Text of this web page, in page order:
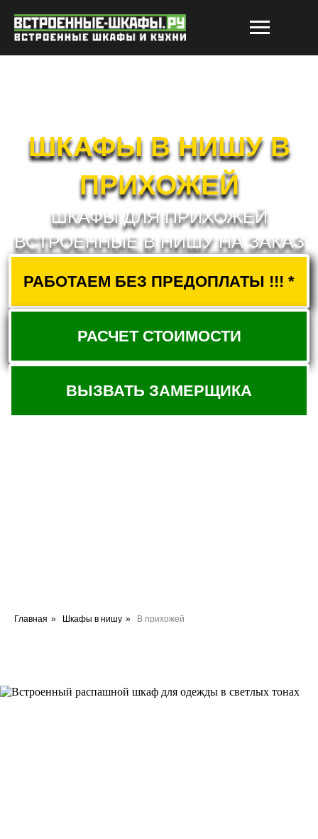
ПРИХОЖЕЙ
ШКАФЫ ДЛЯ ПРИХОЖЕЙ
ВСТРОЕННЫЕ В НИШУ НА ЗАКАЗ
РАБОТАЕМ БЕЗ ПРЕДОПЛАТЫ !!! *
РАСЧЕТ СТОИМОСТИ
ВЫЗВАТЬ ЗАМЕРЩИКА
Главная » Шкафы в нишу » В прихожей